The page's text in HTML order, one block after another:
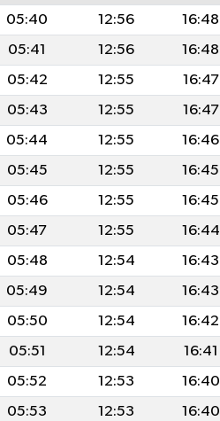
05:40 12:56 16:48
05:41 12:56 16:48
05:42 12:55 16:47
05:43 12:55 16:47
05:44 12:55 16:46
05:45 12:55 16:45
05:46 12:55 16:45
05:47 12:55 16:44
05:48 12:54 16:43
05:49 12:54 16:43
05:50 12:54 16:42
05:51 12:54 16:41
05:52 12:53 16:40
05:53 12:53 16:40